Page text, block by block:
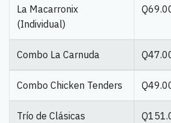
La Macarronix
(Individual)
Combo La Carnuda
Combo Chicken Tenders
Trío de Clásicas